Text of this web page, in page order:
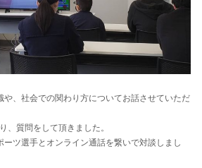
や、社会での関わり方についてお話させていただ
、質問をして頂きました。
ーツ選手とオンライン通話を繋いで対談しまし